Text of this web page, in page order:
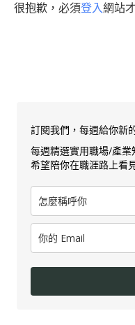
很抱歉，必須登入網站
訂閱我們，每週給你新
每週精選實用職場/產業
希望陪你在職涯路上看